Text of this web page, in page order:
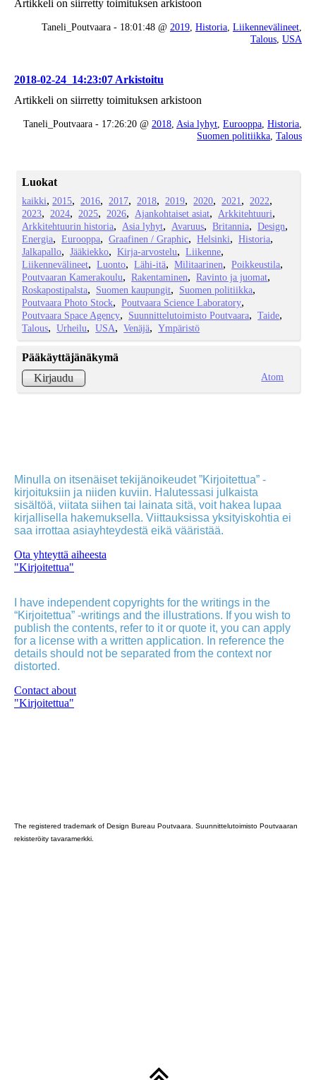
Artikkeli on siirretty toimituksen arkistoon
Taneli_Poutvaara - 18:01:48 @ 2019 Historia Liikennevälineet
Talous USA
2018-02-24_14:23:07 Arkistoitu
Artikkeli on siirretty toimituksen arkistoon
Taneli_Poutvaara - 17:26:20 @ 2018 Asia lyhyt Eurooppa Historia
Suomen politiikka Talous
Luokat
kaikki 2015 2016 2017 2018 2019 2020 2021
2022
2023
2024 2025 2026 Ajankohtaiset asiat
Arkkitehtuuri
Arkkitehtuurin historia
Asia lyhyt Avaruus Britannia
Design
Energia
Eurooppa Graafinen / Graphic Helsinki
Historia
Jalkapallo
Jääkiekko Kirja-arvostelu
Liikenne
Liikennevälineet
Luonto Lähi-itä Militaarinen
Poikkeustila
Poutvaaran Kamerakoulu
Rakentaminen
Ravinto ja juomat
Roskapostipalsta
Suomen kaupungit
Suomen politiikka
Poutvaara Photo Stock
Poutvaara Science Laboratory
Poutvaara Space Agency
Suunnittelutoimisto Poutvaara
Taide
Talous
Urheilu USA Venäjä Ympäristö
Pääkäyttäjänäkymä
Kirjaudu
Atom
Minulla on itsenäiset tekijänoikeudet ”Kirjoitettua” -
kirjoituksiin ja niiden kuviin. Halutessasi julkaista
sisältöä, viitata siihen tai lainata sitä, voit hakea lupaa
kirjallisella hakemuksella. Viittauksissa yksityiskohtia ei
saa irrottaa asiayhteydestä eikä vääristää.
Ota yhteyttä aiheesta
"Kirjoitettua"
I have independent copyrights for the writings in the
“Kirjoitettua” -writings and the illustrations. If you wish to
publish the contents, refer to it or quote it, you can apply
for a license with a written application. In reference the
details should not be separated from the context nor
distorted.
Contact about
"Kirjoitettua"
The registered trademark of Design Bureau Poutvaara. Suunnittelutoimisto Poutvaaran
rekisteröity tavaramerkki.